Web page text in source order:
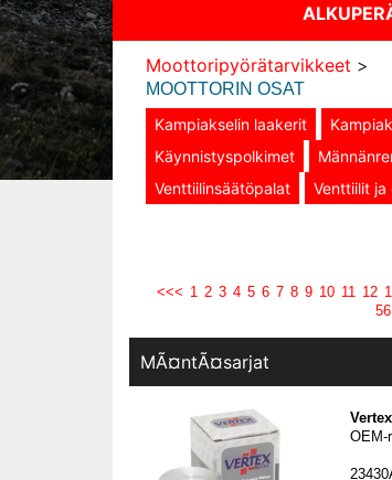
Moottoripyörätarvikkeet >
MOOTTORIN OSAT
Kampiakselin laakerit
Käynnistyspolkimet
Venttiilinsäätöpalat
Venttiilit ja
<<< 1 2 3 4 5 6 7 8 9 10 11 12
56
MÃ¤ntÃ¤sarjat
OEM-